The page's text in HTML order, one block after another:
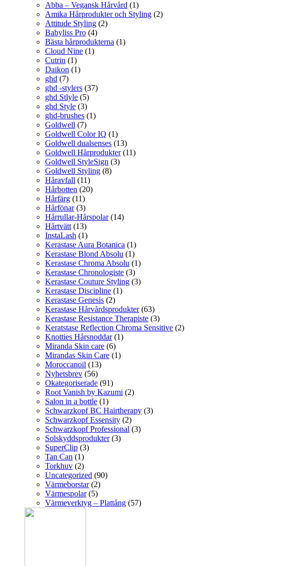
Abba – Vegansk Hårvård (1)
Amika Hårprodukter och Styling (2)
Attitude Styling (2)
Babyliss Pro (4)
Bästa hårprodukterna (1)
Cloud Nine (1)
Cutrin (1)
Daikon (1)
ghd (7)
ghd -stylers (37)
ghd Stlyle (5)
ghd Style (3)
ghd-brushes (1)
Goldwell (7)
Goldwell Color IQ (1)
Goldwell dualsenses (13)
Goldwell Hårprodukter(11)
Goldwell StyleSign (3)
Goldwell Styling (8)
Håravfall (11)
Hårbotten (20)
Hårfärg (11)
Hårfönar(3)
Hårrullar-Hårspolar(14)
Hårtvätt (13)
InstaLash (1)
Kerastase Aura Botanica (1)
Kerastase Blond Absolu (1)
Kerastase Chroma Absolu (1)
Kerastase Chronologiste (3)
Kerastase Couture Styling (3)
Kerastase Discipline (1)
Kerastase Genesis (2)
Kerastase Hårvårdsprodukter(63)
Kerastase Resistance Therapiste (3)
Keratstase Reflection Chroma Sensitive (2)
Knotties Hårsnoddar(1)
Miranda Skin care (6)
Mirandas Skin Care (1)
Moroccanoil (13)
Nyhetsbrev (56)
Okategoriserade (91)
Root Vanish by Kazumi (2)
Salon in a bottle (1)
Schwarzkopf BC Hairtherapy (3)
Schwarzkopf Essensity (2)
Schwarzkopf Professional (3)
Solskyddsprodukter(3)
SuperClip (3)
Tan Can (1)
Torkhuv (2)
Uncategorized (90)
Värmeborstar(2)
Värmespolar(5)
Värmeverktyg – Plattång (57)